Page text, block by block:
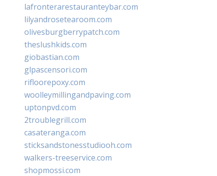
lafronterarestauranteybar.com
lilyandrosetearoom.com
olivesburgberrypatch.com
theslushkids.com
giobastian.com
glpascensori.com
rifloorepoxy.com
woolleymillingandpaving.com
uptonpvd.com
2troublegrill.com
casateranga.com
sticksandstonesstudiooh.com
walkers-treeservice.com
shopmossi.com